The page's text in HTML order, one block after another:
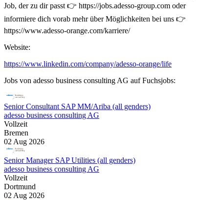
Job, der zu dir passt 👉 https://jobs.adesso-group.com oder
informiere dich vorab mehr über Möglichkeiten bei uns 👉
https://www.adesso-orange.com/karriere/
Website:
https://www.linkedin.com/company/adesso-orange/life
Jobs von adesso business consulting AG auf Fuchsjobs:
Senior Consultant SAP MM/Ariba (all genders)
adesso business consulting AG
Vollzeit
Bremen
02 Aug 2026
Senior Manager SAP Utilities (all genders)
adesso business consulting AG
Vollzeit
Dortmund
02 Aug 2026